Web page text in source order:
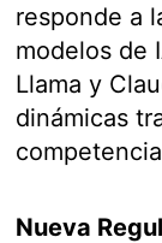
responde a
modelos de
Llama y
dinámicas
Nueva